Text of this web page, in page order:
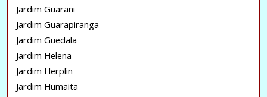
Jardim Guarani
Jardim Guarapiranga
Jardim Guedala
Jardim Helena
Jardim Herplin
Jardim Humaita